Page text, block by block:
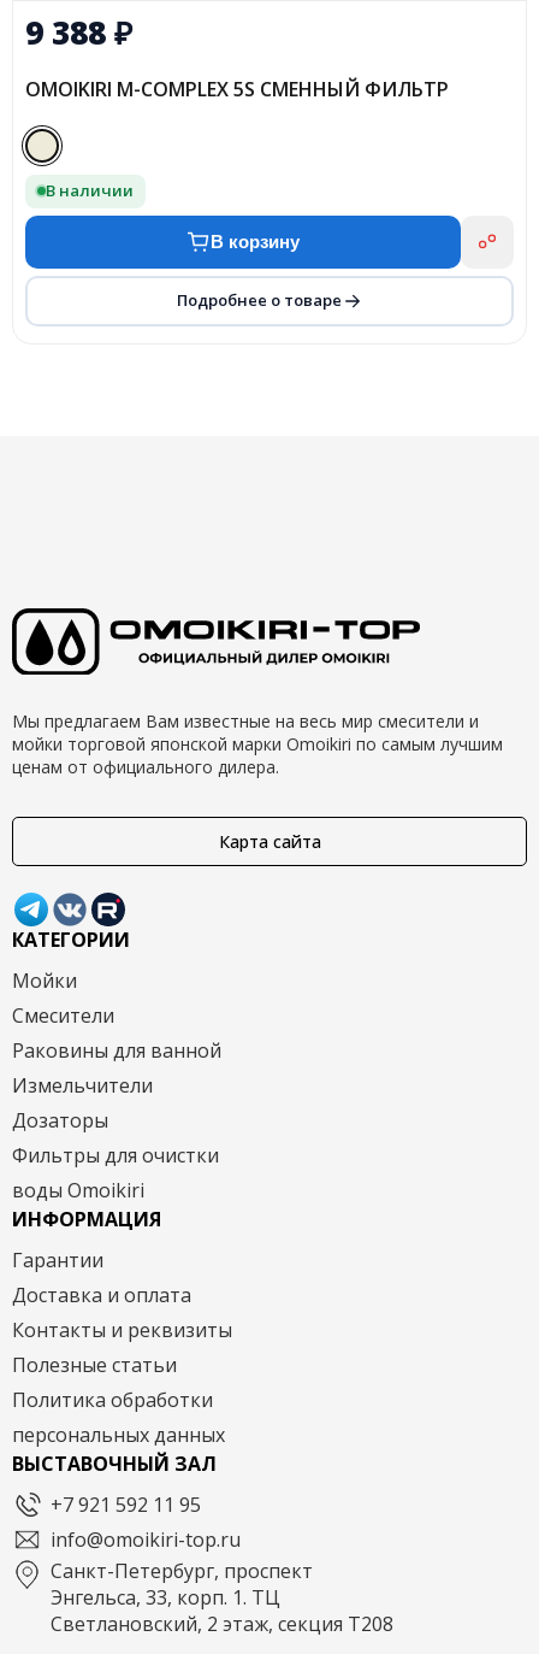
9 388₽
OMOIKIRI M-COMPLEX 5S СМЕННЫЙ ФИЛЬТР
В наличии
В корзину
Подробнее о товаре
Мы предлагаем Вам известные на весь мир смесители и
мойки торговой японской марки Omoikiri по самым лучшим
ценам от официального дилера.
Карта сайта
КАТЕГОРИИ
Мойки
Смесители
Раковины для ванной
Измельчители
Дозаторы
Фильтры для очистки
воды Omoikiri
ИНФОРМАЦИЯ
Гарантии
Доставка и оплата
Контакты и реквизиты
Полезные статьи
Политика обработки
персональных данных
ВЫСТАВОЧНЫЙ ЗАЛ
+7 921 592 11 95
info@omoikiri-top.ru
Санкт-Петербург, проспект
Энгельса, 33, корп. 1. ТЦ
Светлановский, 2 этаж, секция Т208